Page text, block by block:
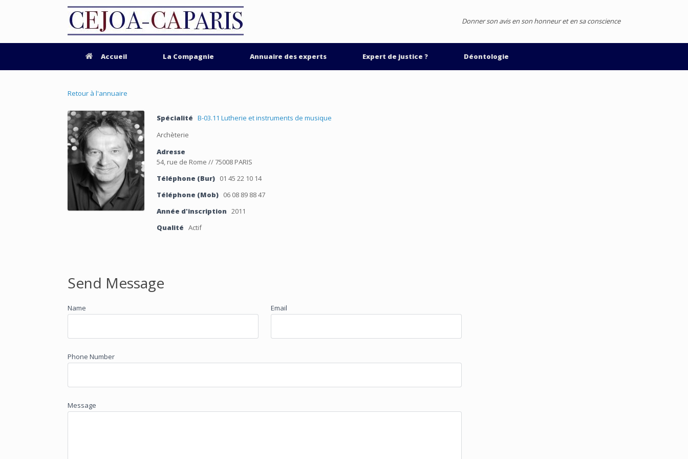
Donner son avis en son honneur et en sa conscience
Accueil La Compagnie Annuaire des experts Expert de justice ? Déontologie
Retour à l'annuaire
Spécialité B-03.11 Lutherie et instruments de musique
Archèterie
Adresse
54, rue de Rome // 75008 PARIS
Téléphone (Bur) 01 45 22 10 14
Téléphone (Mob) 06 08 89 88 47
Année d'inscription 2011
Qualité Actif
Send Message
Name Email
Phone Number
Message